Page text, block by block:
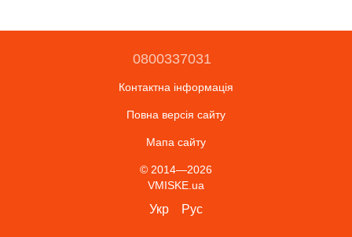
0800337031
Контактна інформація
Повна версія сайту
Мапа сайту
© 2014—2026
VMISKE.ua
Укр Рус